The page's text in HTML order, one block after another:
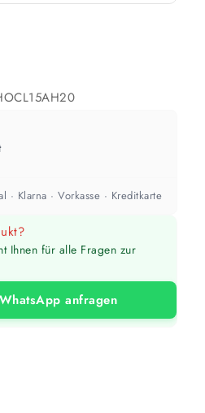
· Klarna · Vorkasse · Kreditkarte
Ihnen für alle Fragen zur
anfragen